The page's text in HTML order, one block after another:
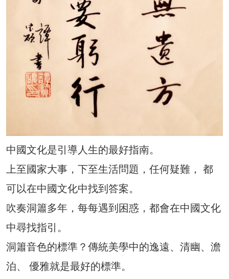
中國文化是引導人生的最好指南。
上至國家大事，下至生活問題，任何疑難， 都
可以在中國文化中找到答案。
吹奏洞簫多年，每每遇到困惑，都會在中國文化
中尋找指引。
洞簫音色的標準？傳統美學中的逸遠、清幽、澹
泊、 優雅就是最好的標準。